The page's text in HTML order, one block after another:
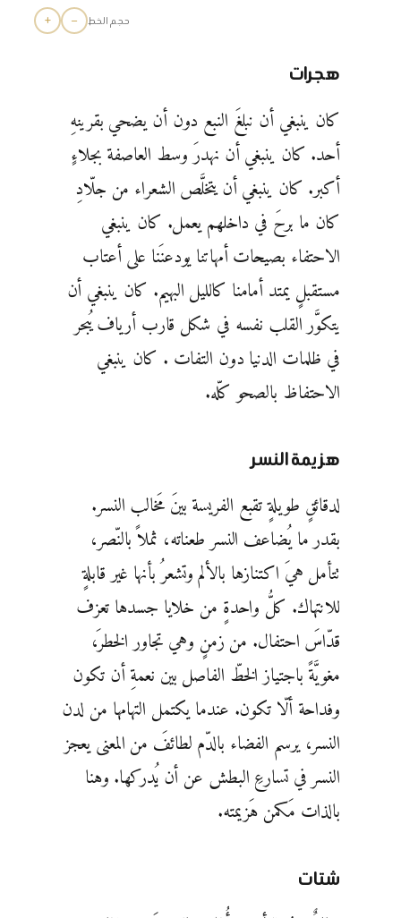
حجم الخط −
+
هجرات
كان ينبغي أن نبلغَ النبع دون أن يضحي بقرينهِ
أحد. كان ينبغي أن نهدرَ وسط العاصفة بجلاءٍ
أكبر. كان ينبغي أن يتخلَّص الشعراء من جلّادِ
كان ما برحَ في داخلهم يعمل. كان ينبغي
الاحتفاء بصيحات أمهاتنا يودعنَنا على أعتاب
مستقبلٍ يمتد أمامنا كالليل البهيم. كان ينبغي أن
يتكوَّر القلب نفسه في شكل قارب أرياف يُبحر
في ظلمات الدنيا دون التفات . كان ينبغي
الاحتفاظ بالصحو كلّه.
هزيمة النسر
لدقائقٍ طويلةٍ تقبع الفريسة بينَ مَخالب النسر.
بقدر ما يُضاعف النسر طعناته، ثملاً بالنّصر،
تتأمل هيَ اكتنازها بالألم وتشعرُ بأنها غير قابلةٍ
للانتهاك. كلُّ واحدةٍ من خلايا جسدها تعزف
قدّاسَ احتفال. من زمنٍ وهي تجاور الخطرَ،
مغويَّةً باجتياز الخطّ الفاصل بين نعمةِ أن تكون
وفداحة ألّا تكون. عندما يكتمل التهامها من لدن
النسر، يرسم الفضاء بالدّم لطائفَ من المعنى يعجز
النسر في تسارعِ البطش عن أن يُدركها. وهنا
بالذات مَكمن هَزيمته.
شتات